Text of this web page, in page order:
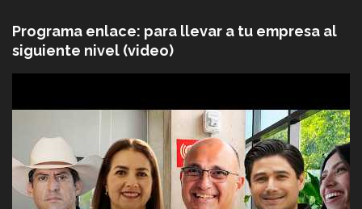
Programa enlace: para llevar a tu empresa al
siguiente nivel (video)